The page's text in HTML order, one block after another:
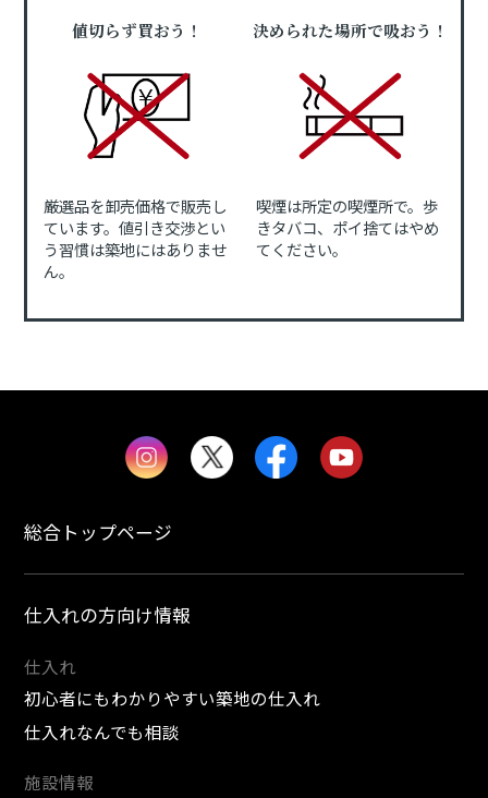
値切らず買おう！
厳選品を卸売価格で販売し
ています。値引き交渉とい
う習慣は築地にはありませ
ん。
決められた場所で吸おう！
喫煙は所定の喫煙所で。歩
きタバコ、ポイ捨てはやめ
てください。
総合トップページ
仕入れの方向け情報
仕入れ
初心者にもわかりやすい築地の仕入れ
仕入れなんでも相談
施設情報